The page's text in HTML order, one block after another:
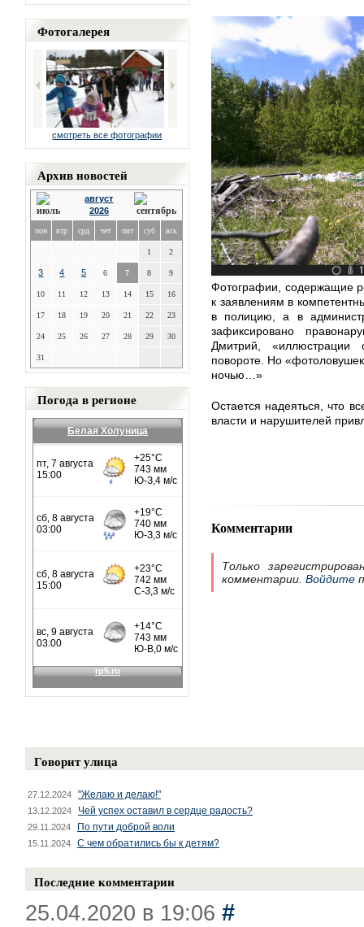
Фотогалерея
смотреть все фотографии
Архив новостей
август
2026
пон втр срд чет пят суб вск
1 2
3 4 5 6 7 8 9
10 11 12 13 14 15 16
17 18 19 20 21 22 23
24 25 26 27 28 29 30
31
Погода в регионе
Белая Холуница
Фотографии, содержащие
к заявлениям в
в полицию, а в
зафиксировано
Дмитрий, «иллюстрации
повороте. Но
ночью…»
Остается надеяться, что
власти и нарушителей
Комментарии
Только
комментарии. Войдите
Говорит улица
27.12.2024 "Желаю и делаю!"
13.12.2024 Чей успех оставил в сердце радость?
29.11.2024 По пути доброй воли
15.11.2024 С чем обратились бы к детям?
Последние комментарии
25.04.2020 в 19:06 #